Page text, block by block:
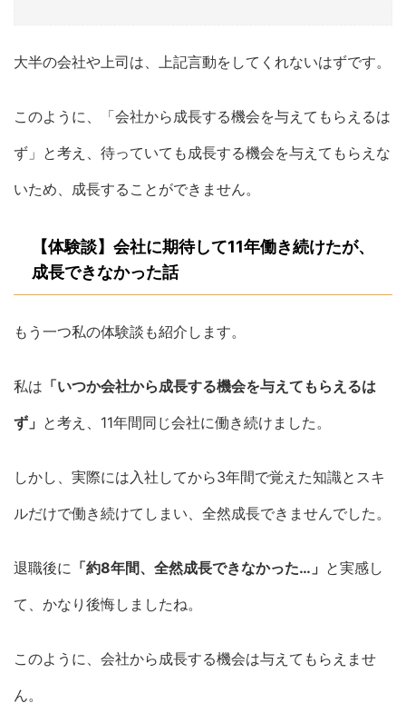
大半の会社や上司は、上記言動をしてくれないはずです。
このように、「会社から成長する機会を与えてもらえるは
ず」と考え、待っていても成長する機会を与えてもらえな
いため、成長することができません。
【体験談】会社に期待して11年働き続けたが、
成長できなかった話
もう一つ私の体験談も紹介します。
私は 「いつか会社から成長する機会を与えてもらえるは
ず」 と考え、11年間同じ会社に働き続けました。
しかし、実際には入社してから3年間で覚えた知識とスキ
ルだけで働き続けてしまい、全然成長できませんでした。
退職後に 「約8年間、全然成長できなかった…」 と実感し
て、かなり後悔しましたね。
このように、会社から成長する機会は与えてもらえませ
ん。